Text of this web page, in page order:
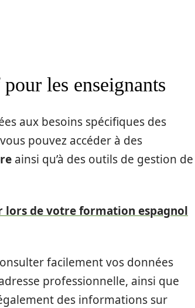
les enseignants
aux besoins spécifiques des
pouvez accéder à des
ainsi qu’à des outils de gestion de
lors de votre formation espagnol
facilement vos données
professionnelle, ainsi que
des informations sur